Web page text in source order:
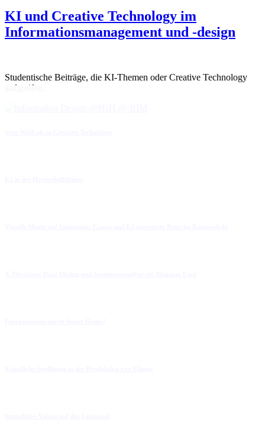
KI und Creative Technology im
Informationsmanagement und -design
Studentische Beiträge, die KI-Themen oder Creative Technology
aufgreifen.